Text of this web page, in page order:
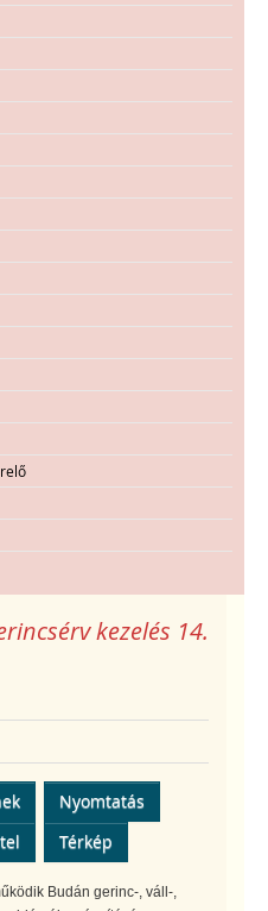
kezelés 14.
Nyomtatás
Térkép
Budán gerinc-, váll-,